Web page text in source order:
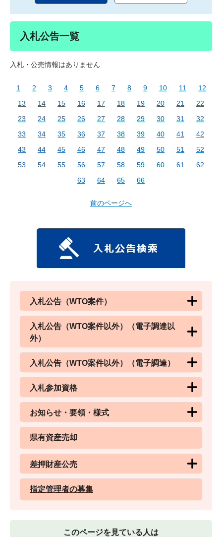
入札公告一覧
入札・公売情報はありません
1 2 3 4 5 6 7 8 9 10 11
12
13
14 15 16 17 18 19 20 21
22
23
24 25 26 27 28 29 30 31
32
33
34 35 36 37 38 39 40 41
42
43
44 45 46 47 48 49 50 51
52
53
54 55 56 57 58 59 60 61
62
63
64 65 66
前のページへ
入札公告（WTO案件）
入札公告（WTO案件以外）（電子調達以
外）
入札公告（WTO案件以外）（電子調達）
入札参加資格
お知らせ・要領・様式
県有資産売却
差押財産公売
指定管理者の募集
このページを見ている人は